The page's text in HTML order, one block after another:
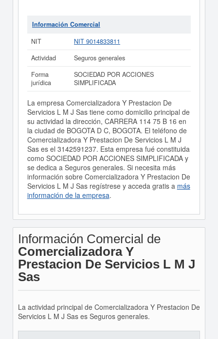
Información Comercial
NIT
NIT 9014833811
Actividad
Seguros generales
Forma
jurídica
SOCIEDAD POR ACCIONES
SIMPLIFICADA
La empresa Comercializadora Y Prestacion De
Servicios L M J Sas tiene como domicilio principal de
su actividad la dirección, CARRERA 114 75 B 16 en
la ciudad de BOGOTA D C, BOGOTA. El teléfono de
Comercializadora Y Prestacion De Servicios L M J
Sas es el 3142591237. Esta empresa fué constituida
como SOCIEDAD POR ACCIONES SIMPLIFICADA y
se dedica a Seguros generales. Si necesita más
información sobre Comercializadora Y Prestacion De
Servicios L M J Sas regístrese y acceda gratis a más
información de la empresa.
Información Comercial de
Comercializadora Y
Prestacion De Servicios L M J
Sas
La actividad principal de Comercializadora Y Prestacion De
Servicios L M J Sas es Seguros generales.